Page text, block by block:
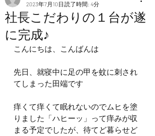
社長こだわりの１台が遂
に完成♪
2023年7月10日 読了時間: 4分
こんにちは、こんばんは
先日、就寝中に足の甲を蚊に刺され
てしまった田端です
痒くて痒くて眠れないのでムヒを塗
りました「ハヒーッ」って痒みが収
まる予定でしたが、待てど暮らせど